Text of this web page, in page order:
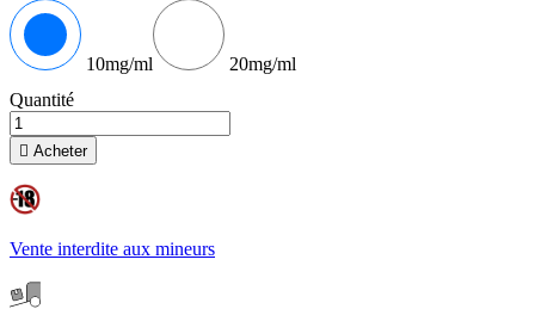
10mg/ml
20mg/ml
Quantité
 Acheter
Vente interdite aux mineurs